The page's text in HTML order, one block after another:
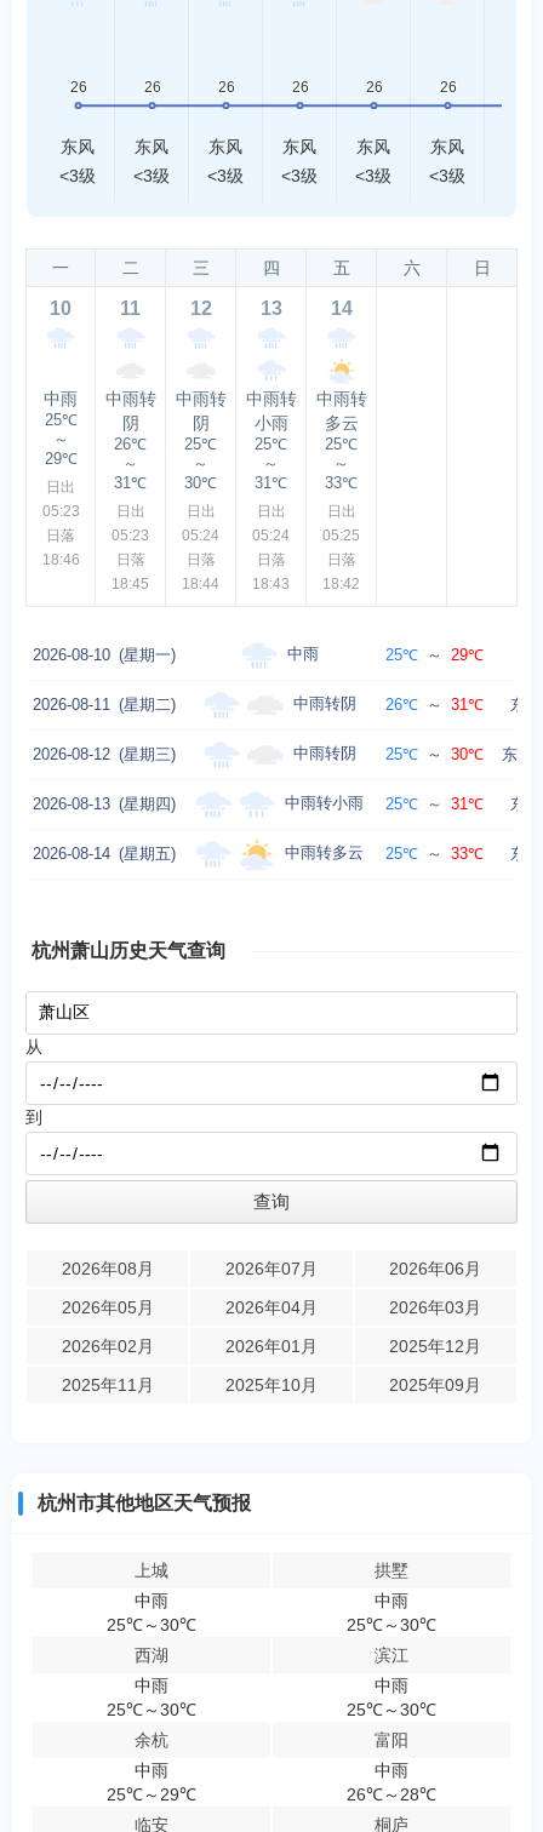
东风
<3级
东风
<3级
东风
<3级
东风
<3级
东风
<3级
东风
<3级
一 二 三 四 五 六 日
10
中雨
25℃
～
29℃
日出
05:23
日落
18:46
11
中雨转
阴
26℃
～
31℃
日出
05:23
日落
18:45
12
中雨转
阴
25℃
～
30℃
日出
05:24
日落
18:44
13
中雨转
小雨
25℃
～
31℃
日出
05:24
日落
18:43
14
中雨转
多云
25℃
～
33℃
日出
05:25
日落
18:42
2026-08-10 (星期一) 中雨 25℃ ～ 29℃
2026-08-11 (星期二) 中雨转阴 26℃ ～ 31℃ 东
2026-08-12 (星期三) 中雨转阴 25℃ ～ 30℃ 东北
2026-08-13 (星期四) 中雨转小雨 25℃ ～ 31℃ 东
2026-08-14 (星期五) 中雨转多云 25℃ ～ 33℃ 东
杭州萧山历史天气查询
从
到
2026年08月 2026年07月
2026年06月
2026年05月
2026年04月
2026年03月
2026年02月
2026年01月
2025年12月
2025年11月
2025年10月 2025年09月
杭州市其他地区天气预报
上城
中雨
25℃～30℃
拱墅
中雨
25℃～30℃
西湖
中雨
25℃～30℃
滨江
中雨
25℃～30℃
余杭
中雨
25℃～29℃
富阳
中雨
26℃～28℃
临安
桐庐